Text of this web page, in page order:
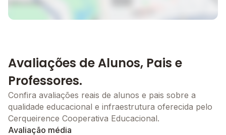
Avaliações de Alunos, Pais e
Professores.
Confira avaliações reais de alunos e pais sobre a
qualidade educacional e infraestrutura oferecida pelo
Cerqueirence Cooperativa Educacional.
Avaliação média